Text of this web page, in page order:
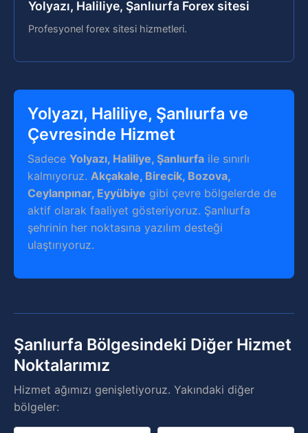
Yolyazı, Haliliye, Şanlıurfa Forex sitesi
Profesyonel forex sitesi hizmetleri.
Yolyazı, Haliliye, Şanlıurfa ve
Çevresinde Hizmet
Sadece Yolyazı, Haliliye, Şanlıurfa ile sınırlı
kalmıyoruz. Akçakale, Birecik, Bozova,
Ceylanpınar, Eyyübiye gibi çevre bölgelerde de
aktif olarak faaliyet gösteriyoruz. Şanlıurfa
şehrinin her noktasına yazılım desteği
ulaştırıyoruz.
Şanlıurfa Bölgesindeki Diğer Hizmet
Noktalarımız
Hizmet ağımızı genişletiyoruz. Yakındaki diğer
bölgeler: